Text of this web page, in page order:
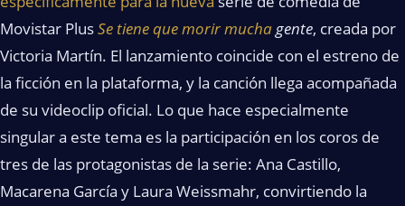
Movistar PlusSe tiene que morir muchagente, creada por
Victoria Martín. El lanzamiento coincide con el estreno de
la ficción en la plataforma, y la canción llega acompañada
de su videoclip oficial. Lo que hace especialmente
singular a este tema es la participación en los coros de
tres de las protagonistas de la serie: Ana Castillo,
Macarena García y Laura Weissmahr, convirtiendo la